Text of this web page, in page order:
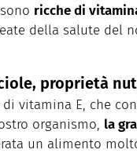
ricche di
della salute del
proprietà
vitamina E, che
organismo, la
un alimento